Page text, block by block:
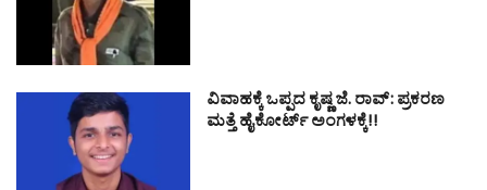
ವಿವಾಹಕ್ಕೆ ಒಪ್ಪದ ಕೃಷ್ಣ ಜೆ. ರಾವ್: ಪ್ರಕರಣ
ಮತ್ತೆ ಹೈಕೋರ್ಟ್ ಅಂಗಳಕ್ಕೆ!!